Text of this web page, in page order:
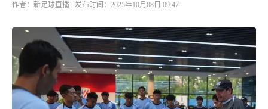
作者：新足球直播 发布时间：2025年10月08日 09:47